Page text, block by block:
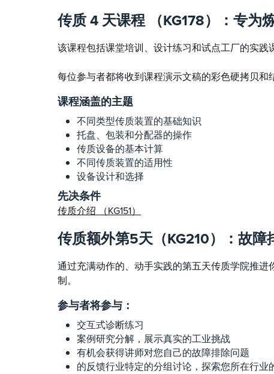
传质 4 天课程 （KG178）：专为
该课程包括课堂培训、设计练习和试点工厂的实践
每位参与者都将收到课程演示文稿的彩色硬拷贝
课程涵盖的主题
不同类型传质装置的基础知识
托盘、包装和分配器的操作
传质设备的基本计算
不同传质装置的适用性
设备设计和选择
先决条件
传质介绍 （KG151）
传质额外第5天（KG210）：故障
通过充满动作的、动手实践的第五天传质学院推
制。
参与者将参与：
交互式诊断练习
案例研究分解，展示真实的工业挑战
有机会获得讲师对您自己的故障排除问题
的反馈行业特定的分组讨论，探索您所在行业